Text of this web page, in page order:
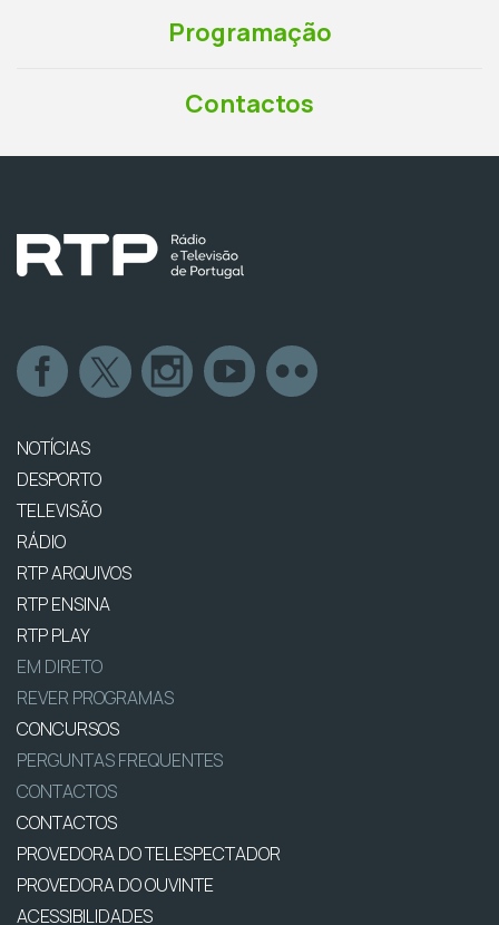
Programação
Contactos
NOTÍCIAS
DESPORTO
TELEVISÃO
RÁDIO
RTP ARQUIVOS
RTP ENSINA
RTP PLAY
EM DIRETO
REVER PROGRAMAS
CONCURSOS
PERGUNTAS FREQUENTES
CONTACTOS
CONTACTOS
PROVEDORA DO TELESPECTADOR
PROVEDORA DO OUVINTE
ACESSIBILIDADES